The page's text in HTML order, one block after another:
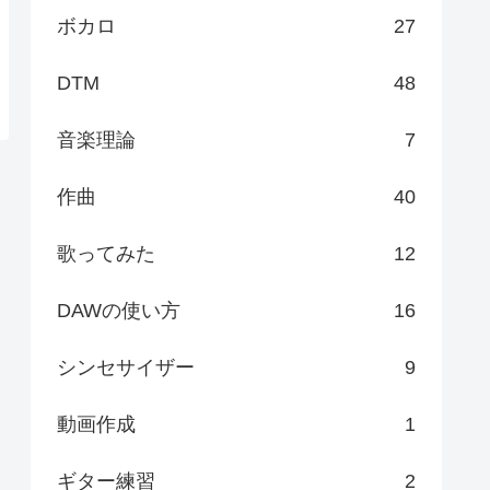
ボカロ 27
DTM 48
音楽理論 7
作曲 40
歌ってみた 12
DAWの使い方 16
シンセサイザー 9
動画作成 1
ギター練習 2